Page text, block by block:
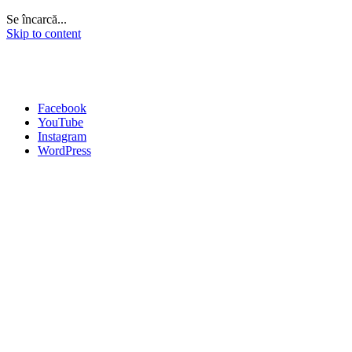
Se încarcă...
Skip to content
Facebook
YouTube
Instagram
WordPress